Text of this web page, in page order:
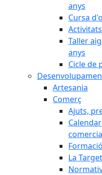
anys
Cursa
Taller
anys
Cicle de
Artesania
Comerç
Ajuts,
Formació
La